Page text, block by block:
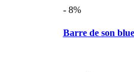
- 8%
Barre de son